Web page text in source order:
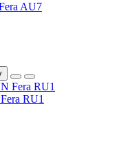
AU7
RU1